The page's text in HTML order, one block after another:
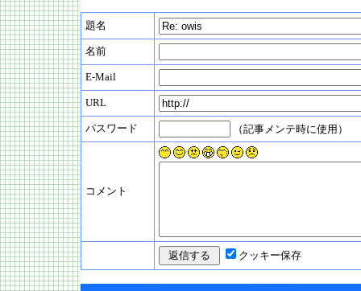
題名
名前
E-Mail
URL
パスワード （記事メンテ時に使用）
コメント
クッキー保存